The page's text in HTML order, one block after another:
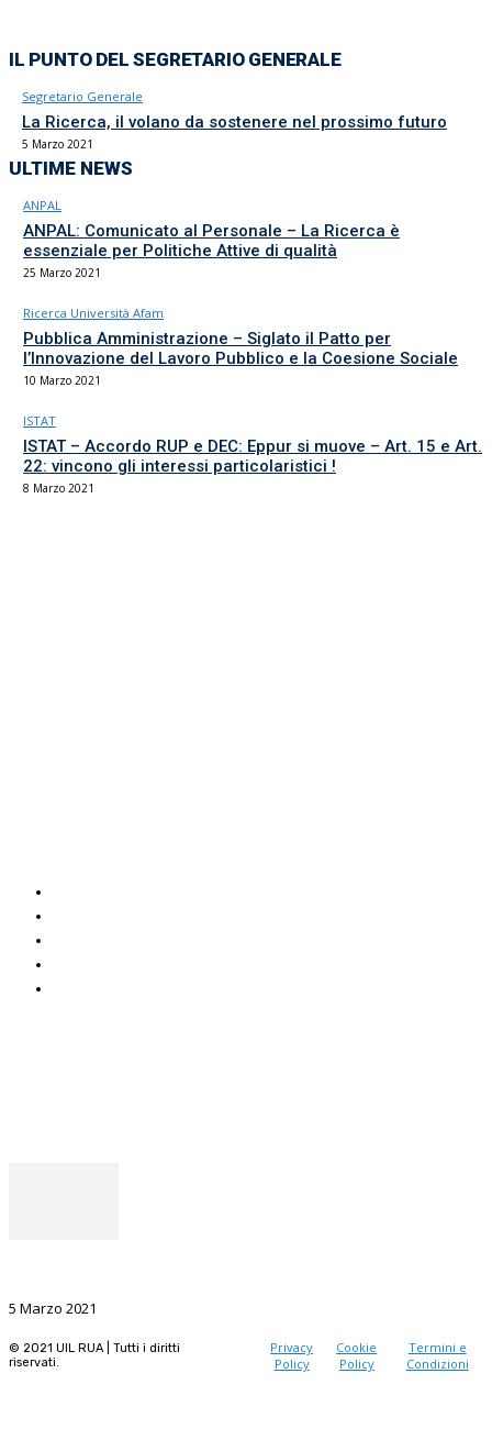
IL PUNTO DEL SEGRETARIO GENERALE
Segretario Generale
La Ricerca, il volano da sostenere nel prossimo futuro
5 Marzo 2021
ULTIME NEWS
ANPAL
ANPAL: Comunicato al Personale – La Ricerca è
essenziale per Politiche Attive di qualità
25 Marzo 2021
Ricerca Università Afam
Pubblica Amministrazione – Siglato il Patto per
l’Innovazione del Lavoro Pubblico e la Coesione Sociale
10 Marzo 2021
ISTAT
ISTAT – Accordo RUP e DEC: Eppur si muove – Art. 15 e Art.
22: vincono gli interessi particolaristici !
8 Marzo 2021
5 Marzo 2021
© 2021 UIL RUA | Tutti i diritti
riservati.
Privacy
Policy
Cookie
Policy
Termini e
Condizioni